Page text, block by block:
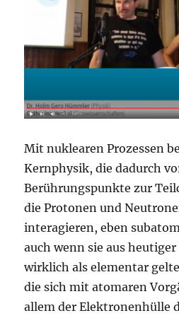
Mit nuklearen Prozessen
Kernphysik, die dadurch
Berührungspunkte zur
die Protonen und
interagieren, eben
auch wenn sie aus
wirklich als elementar
die sich mit atomaren
allem der Elektronenhülle